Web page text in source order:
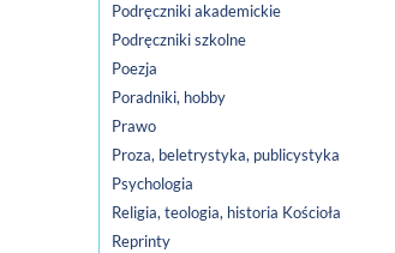
Podręczniki akademickie
Podręczniki szkolne
Poezja
Poradniki, hobby
Prawo
Proza, beletrystyka, publicystyka
Psychologia
Religia, teologia, historia Kościoła
Reprinty